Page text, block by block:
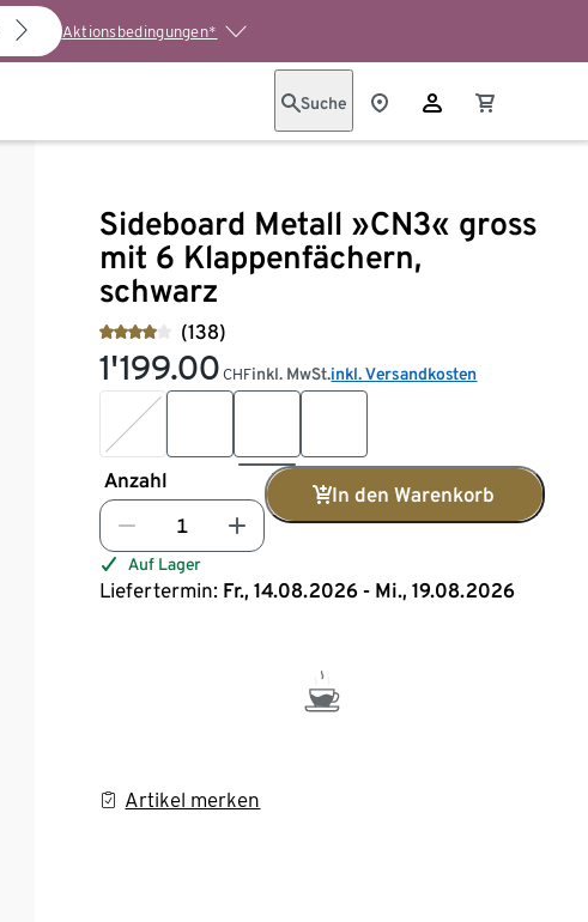
Aktionsbedingungen*
Suche
Sideboard Metall »CN3« gross
mit 6 Klappenfächern,
schwarz
(138)
1'199.00 CHFinkl. MwSt.inkl. Versandkosten
Anzahl
In den Warenkorb
Auf Lager
Liefertermin: Fr., 14.08.2026 - Mi., 19.08.2026
Artikel merken